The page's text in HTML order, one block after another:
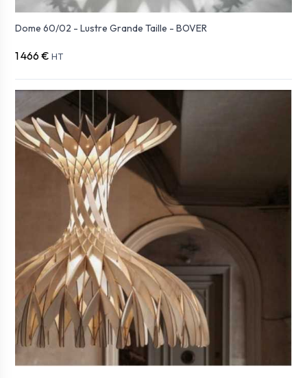
Dome 60/02 - Lustre Grande Taille - BOVER
1 466 € HT